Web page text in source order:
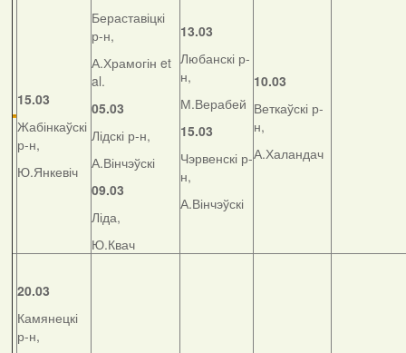
15.03
Жабінкаўскі
р-н,
Ю.Янкевіч
Бераставіцкі
р-н,
А.Храмогін et
al.
05.03
Лідскі р-н,
А.Вінчэўскі
09.03
Ліда,
Ю.Квач
13.03
Любанскі р-
н,
М.Верабей
15.03
Чэрвенскі р-
н,
А.Вінчэўскі
10.03
Веткаўскі р-
н,
А.Халандач
20.03
Камянецкі
р-н,